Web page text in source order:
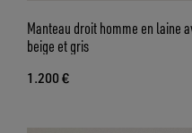
Manteau droit homme en laine
beige et gris
1.200 €